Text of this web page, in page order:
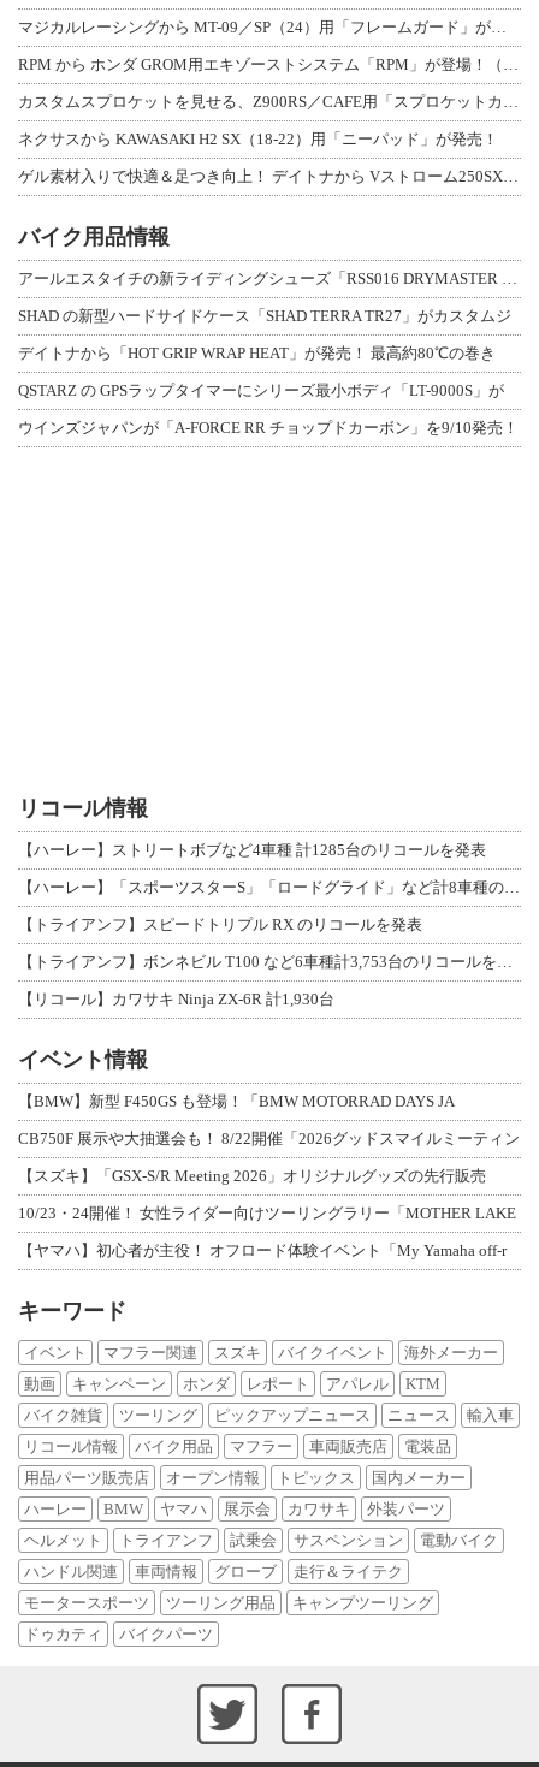
マジカルレーシングから MT-09／SP（24）用「フレームガード」が登場！
RPM から ホンダ GROM用エキゾーストシステム「RPM」が登場！（動画あり
カスタムスプロケットを見せる、Z900RS／CAFE用「スプロケットカバーフルキ
ネクサスから KAWASAKI H2 SX（18-22）用「ニーパッド」が発売！
ゲル素材入りで快適＆足つき向上！ デイトナから Vストローム250SX用「快適ロ
バイク用品情報
アールエスタイチの新ライディングシューズ「RSS016 DRYMASTER スト
SHAD の新型ハードサイドケース「SHAD TERRA TR27」がカスタムジ
デイトナから「HOT GRIP WRAP HEAT」が発売！ 最高約80℃の巻き
QSTARZ の GPSラップタイマーにシリーズ最小ボディ「LT-9000S」が
ウインズジャパンが「A-FORCE RR チョップドカーボン」を9/10発売！
リコール情報
【ハーレー】ストリートボブなど4車種 計1285台のリコールを発表
【ハーレー】「スポーツスターS」「ロードグライド」など計8車種のリコールを発表
【トライアンフ】スピードトリプル RX のリコールを発表
【トライアンフ】ボンネビル T100 など6車種計3,753台のリコールを発表
【リコール】カワサキ Ninja ZX-6R 計1,930台
イベント情報
【BMW】新型 F450GS も登場！「BMW MOTORRAD DAYS JA
CB750F 展示や大抽選会も！ 8/22開催「2026グッドスマイルミーティン
【スズキ】「GSX-S/R Meeting 2026」オリジナルグッズの先行販売
10/23・24開催！ 女性ライダー向けツーリングラリー「MOTHER LAKE
【ヤマハ】初心者が主役！ オフロード体験イベント「My Yamaha off-r
キーワード
イベント マフラー関連 スズキ バイクイベント
海外メーカー
動画
キャンペーン ホンダ レポート アパレル
KTM
バイク雑貨
ツーリング ピックアップニュース ニュース
輸入車
リコール情報
バイク用品 マフラー 車両販売店
電装品
用品パーツ販売店
オープン情報 トピックス
国内メーカー
ハーレー
BMW ヤマハ 展示会 カワサキ
外装パーツ
ヘルメット
トライアンフ 試乗会 サスペンション
電動バイク
ハンドル関連
車両情報 グローブ
走行＆ライテク
モータースポーツ
ツーリング用品
キャンプツーリング
ドゥカティ
バイクパーツ